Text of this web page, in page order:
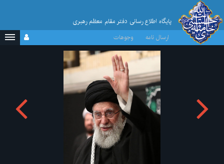
پایگاه اطلاع رسانی دفتر مقام معظم رهبری
ارسال نامه
وجوهات